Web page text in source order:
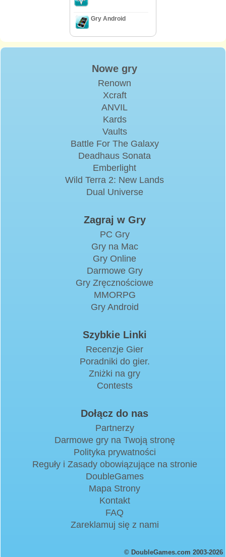
Gry Android
Nowe gry
Renown
Xcraft
ANVIL
Kards
Vaults
Battle For The Galaxy
Deadhaus Sonata
Emberlight
Wild Terra 2: New Lands
Dual Universe
Zagraj w Gry
PC Gry
Gry na Mac
Gry Online
Darmowe Gry
Gry Zręcznościowe
MMORPG
Gry Android
Szybkie Linki
Recenzje Gier
Poradniki do gier.
Zniżki na gry
Contests
Dołącz do nas
Partnerzy
Darmowe gry na Twoją stronę
Polityka prywatności
Reguły i Zasady obowiązujące na stronie
DoubleGames
Mapa Strony
Kontakt
FAQ
Zareklamuj się z nami
© DoubleGames.com 2003-2026